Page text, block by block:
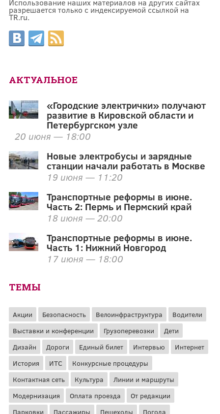
Использование наших материалов на других сайтах
разрешается только с индексируемой ссылкой на
TR.ru.
АКТУАЛЬНОЕ
«Городские электрички» получают
развитие в Кировской области и
Петербургском узле
20 июня — 18:00
Новые электробусы и зарядные
станции начали работать в Москве
19 июня — 11:20
Транспортные реформы в июне.
Часть 2: Пермь и Пермский край
18 июня — 20:00
Транспортные реформы в июне.
Часть 1: Нижний Новгород
17 июня — 18:00
ТЕМЫ
Акции Безопасность Велоинфраструктура
Водители
Выставки и конференции
Грузоперевозки
Дети
Дизайн
Дороги Единый билет Интервью
Интернет
История
ИТС
Конкурсные процедуры
Контактная сеть
Культура
Линии и маршруты
Модернизация
Оплата проезда
От редакции
Парковки
Пассажиры Пешеходы Погода